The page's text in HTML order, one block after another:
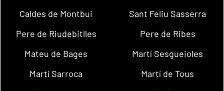
Caldes de Montbui
Sant Feliu Sasserra
Pere de Riudebitlles
Pere de Ribes
Mateu de Bages
Martí Sesgueioles
Martí Sarroca
Martí de Tous